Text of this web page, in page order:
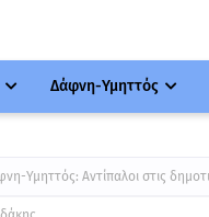
Δάφνη-Υμηττός
Υμηττός: Αντίπαλοι στις